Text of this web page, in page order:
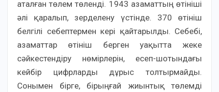
аталған төлем төленді. 1943 азаматтың өтініші
әлі қаралып, зерделену үстінде. 370 өтініш
белгілі себептермен кері қайтарылды. Себебі,
азаматтар өтініш берген уақытта жеке
сәйкестендіру нөмірлерін, есеп-шотындағы
кейбір цифрларды дұрыс толтырмайды.
Сонымен бірге, бірыңғай жиынтық төлемді